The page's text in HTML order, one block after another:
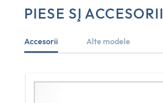
PIESE ŞI ACCESORII
Accesorii Alte modele